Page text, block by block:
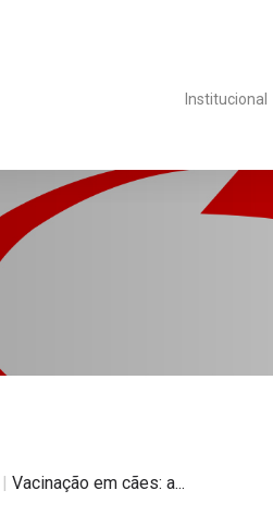
Institucional
| Vacinação em cães: a...